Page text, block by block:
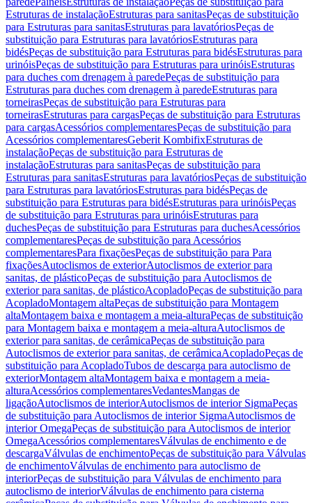
Estruturas de instalaçãoEstruturas para sanitasPeças de substituição
para Estruturas para sanitasEstruturas para lavatóriosPeças de
substituição para Estruturas para lavatóriosEstruturas para
bidésPeças de substituição para Estruturas para bidésEstruturas para
urinóisPeças de substituição para Estruturas para urinóisEstruturas
para duches com drenagem à paredePeças de substituição para
Estruturas para duches com drenagem à paredeEstruturas para
torneirasPeças de substituição para Estruturas para
torneirasEstruturas para cargasPeças de substituição para Estruturas
para cargasAcessórios complementaresPeças de substituição para
Acessórios complementaresGeberit KombifixEstruturas de
instalaçãoPeças de substituição para Estruturas de
instalaçãoEstruturas para sanitasPeças de substituição para
Estruturas para sanitasEstruturas para lavatóriosPeças de substituição
para Estruturas para lavatóriosEstruturas para bidésPeças de
substituição para Estruturas para bidésEstruturas para urinóisPeças
de substituição para Estruturas para urinóisEstruturas para
duchesPeças de substituição para Estruturas para duchesAcessórios
complementaresPeças de substituição para Acessórios
complementaresPara fixaçõesPeças de substituição para Para
fixaçõesAutoclismos de exteriorAutoclismos de exterior para
sanitas, de plásticoPeças de substituição para Autoclismos de
exterior para sanitas, de plásticoAcopladoPeças de substituição para
AcopladoMontagem altaPeças de substituição para Montagem
altaMontagem baixa e montagem a meia-alturaPeças de substituição
para Montagem baixa e montagem a meia-alturaAutoclismos de
exterior para sanitas, de cerâmicaPeças de substituição para
Autoclismos de exterior para sanitas, de cerâmicaAcopladoPeças de
substituição para AcopladoTubos de descarga para autoclismo de
exteriorMontagem altaMontagem baixa e montagem a meia-
alturaAcessórios complementaresVedantesMangas de
ligaçãoAutoclismos de interiorAutoclismos de interior SigmaPeças
de substituição para Autoclismos de interior SigmaAutoclismos de
interior OmegaPeças de substituição para Autoclismos de interior
OmegaAcessórios complementaresVálvulas de enchimento e de
descargaVálvulas de enchimentoPeças de substituição para Válvulas
de enchimentoVálvulas de enchimento para autoclismo de
interiorPeças de substituição para Válvulas de enchimento para
autoclismo de interiorVálvulas de enchimento para cisterna